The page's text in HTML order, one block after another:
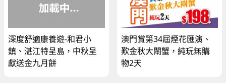
深度舒適康養遊-和君小
鎮、湛江特呈島，中秋呈
獻送金九月餅
澳門賞第34屆煙花匯演、
歎金秋大閘蟹，純玩無購
物2天